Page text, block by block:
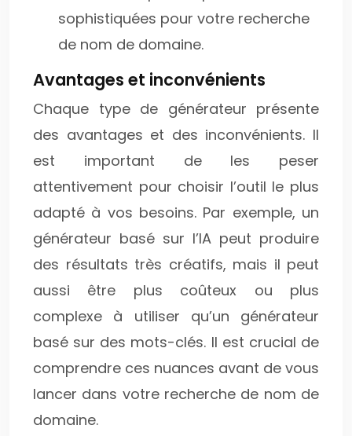
sophistiquées pour votre recherche
de nom de domaine.
Avantages et inconvénients
Chaque type de générateur présente
des avantages et des inconvénients. Il
est important de les peser
attentivement pour choisir l’outil le plus
adapté à vos besoins. Par exemple, un
générateur basé sur l’IA peut produire
des résultats très créatifs, mais il peut
aussi être plus coûteux ou plus
complexe à utiliser qu’un générateur
basé sur des mots-clés. Il est crucial de
comprendre ces nuances avant de vous
lancer dans votre recherche de nom de
domaine.